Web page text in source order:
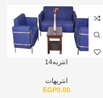
انتريه14
انتريهات
EGP0.00